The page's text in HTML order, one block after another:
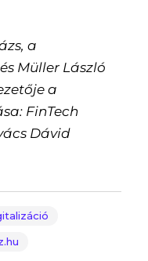
a
Müller László
a
FinTech
Dávid